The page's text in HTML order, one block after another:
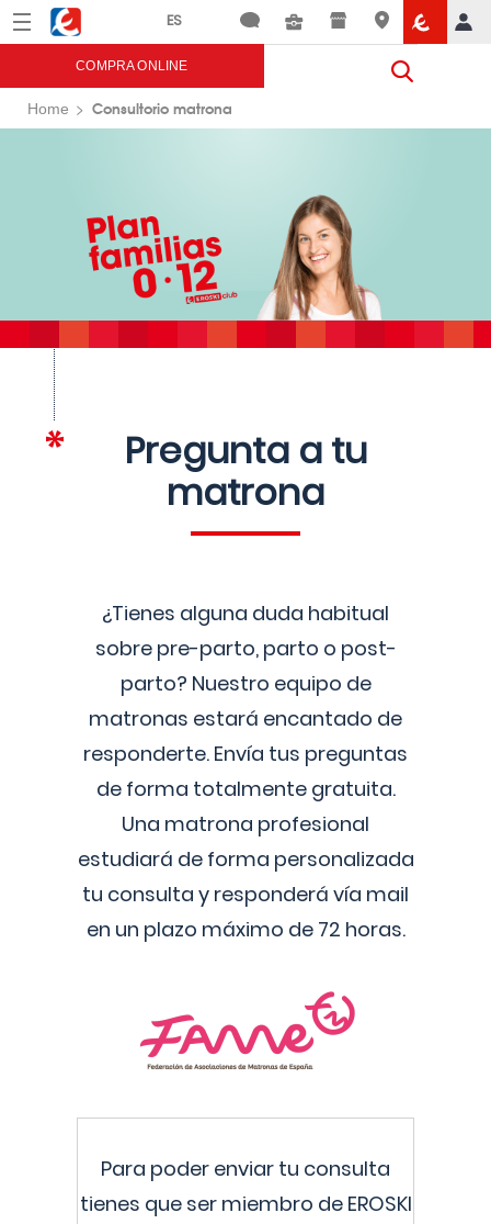
Menú Eroski
COMPRA ONLINE
Home Consultorio matrona
Pregunta a tu
matrona
¿Tienes alguna duda habitual
sobre pre-parto, parto o post-
parto? Nuestro equipo de
matronas estará encantado de
responderte. Envía tus preguntas
de forma totalmente gratuita.
Una matrona profesional
estudiará de forma personalizada
tu consulta y responderá vía mail
en un plazo máximo de 72 horas.
Para poder enviar tu consulta
tienes que ser miembro de EROSKI